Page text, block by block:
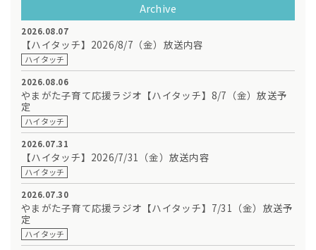
Archive
2026.08.07
【ハイタッチ】2026/8/7（金）放送内容
ハイタッチ
2026.08.06
やまがた子育て応援ラジオ【ハイタッチ】8/7（金）放送予
定
ハイタッチ
2026.07.31
【ハイタッチ】2026/7/31（金）放送内容
ハイタッチ
2026.07.30
やまがた子育て応援ラジオ【ハイタッチ】7/31（金）放送予
定
ハイタッチ